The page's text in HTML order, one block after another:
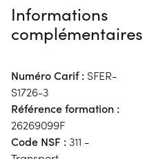
Informations
complémentaires
Numéro Carif : SFER-
S1726-3
Référence formation :
26269099F
Code NSF : 311 -